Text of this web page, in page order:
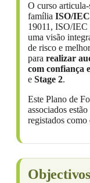
O curso articula-
família ISO/
19011, ISO/IEC
uma visão
de risco e
para realizar
com confiança
e Stage 2.
Este Plano de
associados
registados